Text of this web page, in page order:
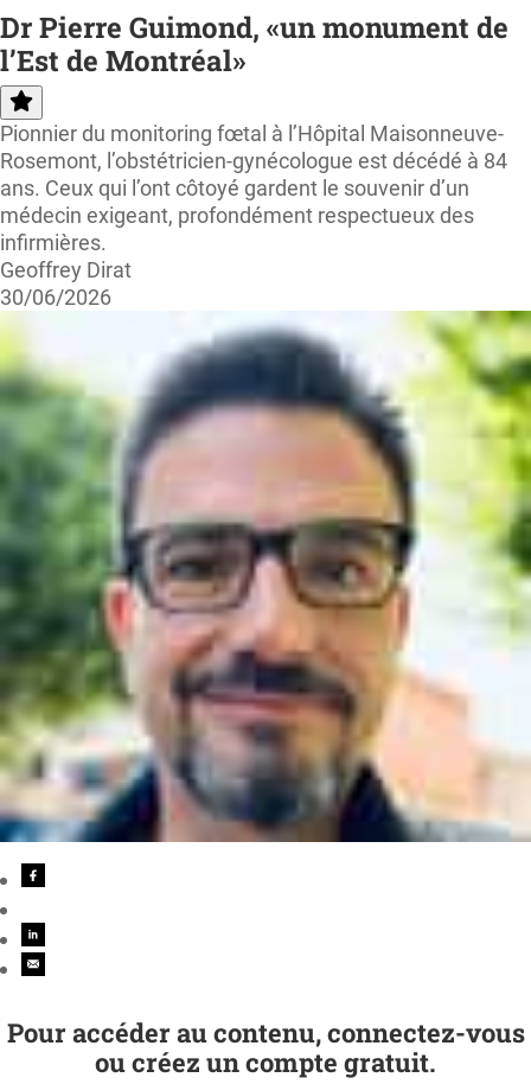
Dr Pierre Guimond, «un monument de
l’Est de Montréal»
Pionnier du monitoring fœtal à l’Hôpital Maisonneuve-
Rosemont, l’obstétricien-gynécologue est décédé à 84
ans. Ceux qui l’ont côtoyé gardent le souvenir d’un
médecin exigeant, profondément respectueux des
infirmières.
Geoffrey Dirat
30/06/2026
Pour accéder au contenu, connectez-vous
ou créez un compte gratuit.